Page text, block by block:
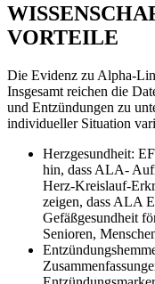
VORTEILE
Die Evidenz zu Alpha-
Insgesamt reichen die
und Entzündungen zu
individueller Situation
Herzgesundheit:
hin, dass ALA-
Herz-Kreislauf-
zeigen, dass ALA
Gefäßgesundheit
Senioren,